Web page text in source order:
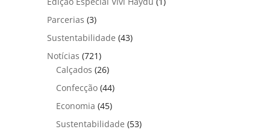
Parcerias (3)
Sustentabilidade (43)
Notícias (721)
Calçados (26)
Confecção (44)
Economia (45)
Sustentabilidade (53)